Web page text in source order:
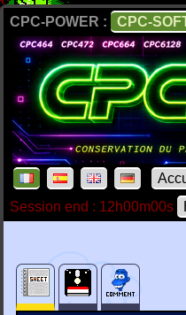
CPC-POWER : CPC-
Session end : 12h00m00s